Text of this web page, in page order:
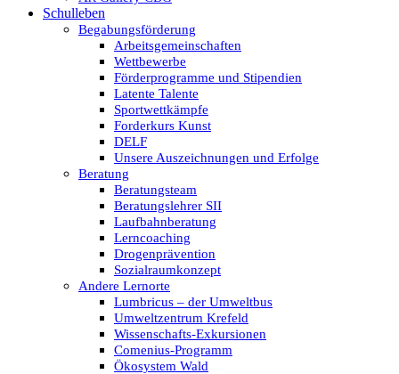
Schulleben
Begabungsförderung
Arbeitsgemeinschaften
Wettbewerbe
Förderprogramme und Stipendien
Latente Talente
Sportwettkämpfe
Forderkurs Kunst
DELF
Unsere Auszeichnungen und Erfolge
Beratung
Beratungsteam
Beratungslehrer SII
Laufbahnberatung
Lerncoaching
Drogenprävention
Sozialraumkonzept
Andere Lernorte
Lumbricus – der Umweltbus
Umweltzentrum Krefeld
Wissenschafts-Exkursionen
Comenius-Programm
Ökosystem Wald